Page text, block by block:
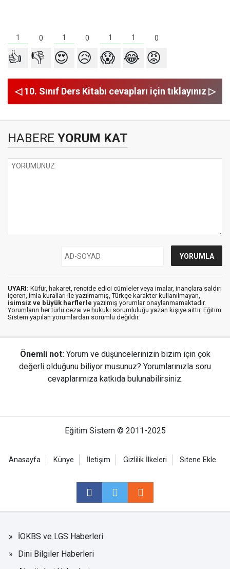
1 0 1 0 1 1 0
👍 👎 😍 😥 😱 😂 😡
◁ 10. Sınıf Ders Kitabı cevapları için tıklayınız ▷
HABERE YORUM KAT
UYARI: Küfür, hakaret, rencide edici cümleler veya imalar, inançlara saldırı
içeren, imla kuralları ile yazılmamış, Türkçe karakter kullanılmayan,
isimsiz ve büyük harflerle yazılmış yorumlar onaylanmamaktadır.
Yorumların her türlü cezai ve hukuki sorumluluğu yazan kişiye aittir. Eğitim
Sistem yapılan yorumlardan sorumlu değildir.
Önemli not: Yorum ve düşüncelerinizin bizim için çok
değerli olduğunu biliyor musunuz? Yorumlarınızla soru
cevaplarımıza katkıda bulunabilirsiniz.
Eğitim Sistem © 2011-2025
Anasayfa Künye İletişim Gizlilik İlkeleri Sitene Ekle
İOKBS ve LGS Haberleri
Dini Bilgiler Haberleri